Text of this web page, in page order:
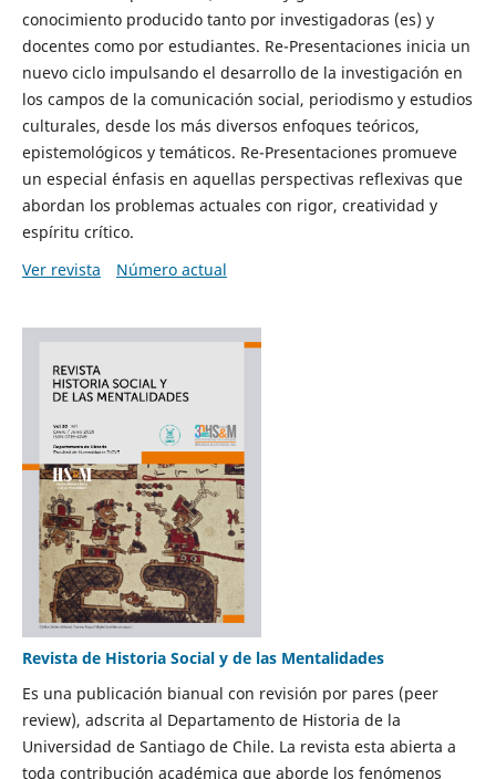
conocimiento producido tanto por investigadoras (es) y
docentes como por estudiantes. Re-Presentaciones inicia un
nuevo ciclo impulsando el desarrollo de la investigación en
los campos de la comunicación social, periodismo y estudios
culturales, desde los más diversos enfoques teóricos,
epistemológicos y temáticos. Re-Presentaciones promueve
un especial énfasis en aquellas perspectivas reflexivas que
abordan los problemas actuales con rigor, creatividad y
espíritu crítico.
Ver revista
Número actual
Revista de Historia Social y de las Mentalidades
Es una publicación bianual con revisión por pares (peer
review), adscrita al Departamento de Historia de la
Universidad de Santiago de Chile. La revista esta abierta a
toda contribución académica que aborde los fenómenos